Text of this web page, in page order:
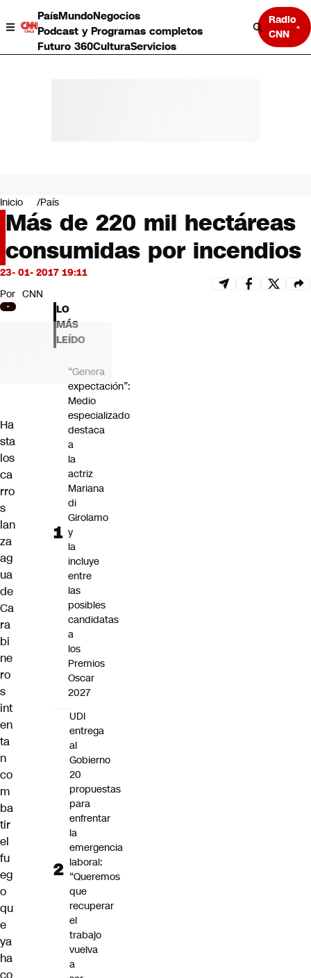
PaísMundoNegocios
Podcast y Programas completos
Futuro 360CulturaServicios
Radio
CNN
Negocios
Deportes
Programas completos
Cultura
Servicios
Bits
CNN Data
CNN tiempo
Futuro 360
Inicio País
Más de 220 mil hectáreas
consumidas por incendios
23- 01- 2017 19:11
Por CNN
Ha
sta
los
ca
rro
s
lan
za
ag
ua
de
Ca
ra
bi
ne
ro
s
int
en
ta
n
co
m
ba
tir
el
fu
eg
o
qu
e
ya
ha
co
LO
MÁS
LEÍDO
“Genera
expectación”:
Medio
especializado
destaca
a
la
actriz
Mariana
di
Girolamo
y
la
incluye
entre
las
posibles
candidatas
a
los
Premios
Oscar
2027
UDI
entrega
al
Gobierno
20
propuestas
para
enfrentar
la
emergencia
laboral:
“Queremos
que
recuperar
el
trabajo
vuelva
a